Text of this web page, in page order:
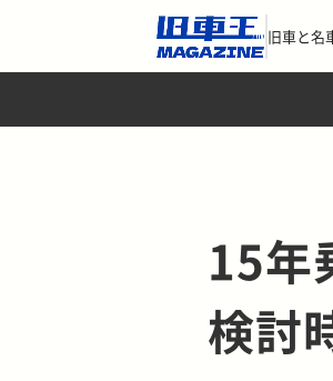
旧車と名
15年
検討